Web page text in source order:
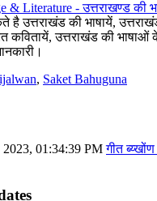
& Literature - उत्तराखण्ड की
उत्तराखंड की भाषायें,
कवितायें, उत्तराखंड की
, Saket Bahuguna
2023, 01:34:39 PMगीत